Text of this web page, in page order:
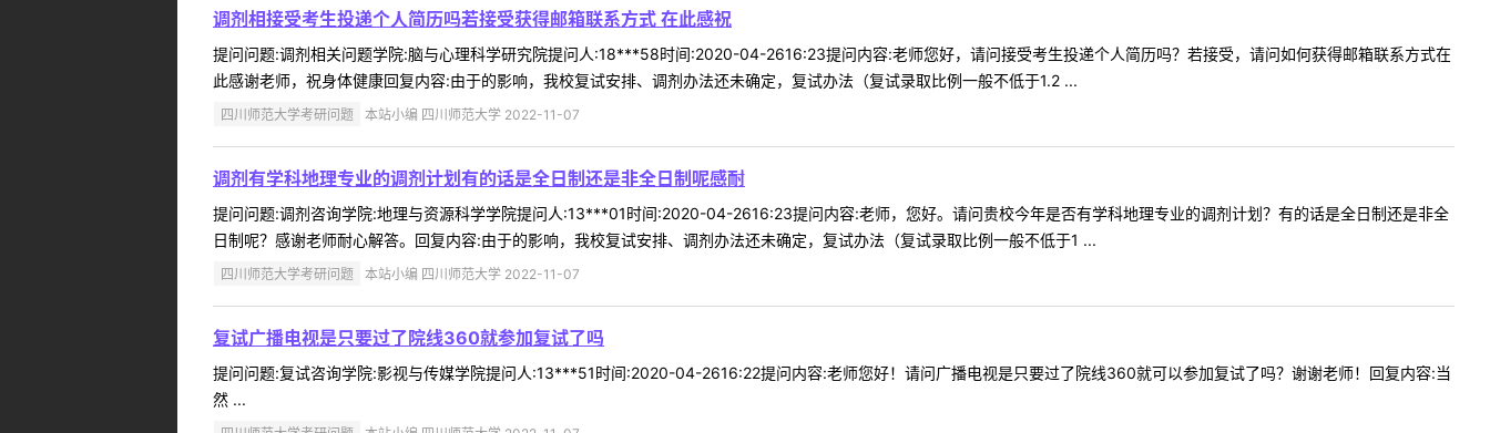
调剂相接受考生投递个人简历吗若接受获得邮箱联系方式 在此感祝
提问问题:调剂相关问题学院:脑与心理科学研究院提问人:18***58时间:2020-04-2616:23提问内容:老师您好，请问接受考生投递个人简历吗？若接受，请问如何获得邮箱联系方式在
此感谢老师，祝身体健康回复内容:由于的影响，我校复试安排、调剂办法还未确定，复试办法（复试录取比例一般不低于1.2 ...
四川师范大学考研问题 本站小编 四川师范大学 2022-11-07
调剂有学科地理专业的调剂计划有的话是全日制还是非全日制呢感耐
提问问题:调剂咨询学院:地理与资源科学学院提问人:13***01时间:2020-04-2616:23提问内容:老师，您好。请问贵校今年是否有学科地理专业的调剂计划？有的话是全日制还是非全
日制呢？感谢老师耐心解答。回复内容:由于的影响，我校复试安排、调剂办法还未确定，复试办法（复试录取比例一般不低于1 ...
四川师范大学考研问题 本站小编 四川师范大学 2022-11-07
复试广播电视是只要过了院线360就参加复试了吗
提问问题:复试咨询学院:影视与传媒学院提问人:13***51时间:2020-04-2616:22提问内容:老师您好！请问广播电视是只要过了院线360就可以参加复试了吗？谢谢老师！回复内容:当
然 ...